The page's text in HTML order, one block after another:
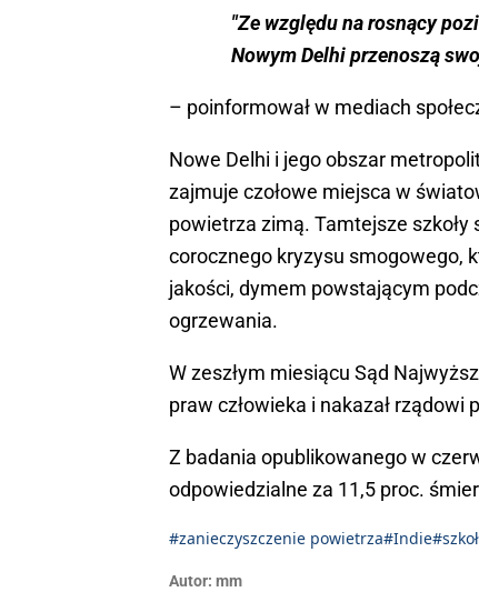
"Ze względu na rosnący
Nowym Delhi przenoszą
– poinformował w mediach
Nowe Delhi i jego obszar
zajmuje czołowe miejsca w
powietrza zimą. Tamtejsze
corocznego kryzysu smogowego,
jakości, dymem powstającym
ogrzewania.
W zeszłym miesiącu Sąd
praw człowieka i nakazał rządowi
Z badania opublikowanego w
odpowiedzialne za 11,5 proc.
#zanieczyszczenie powietrza#Indie
Autor: mm